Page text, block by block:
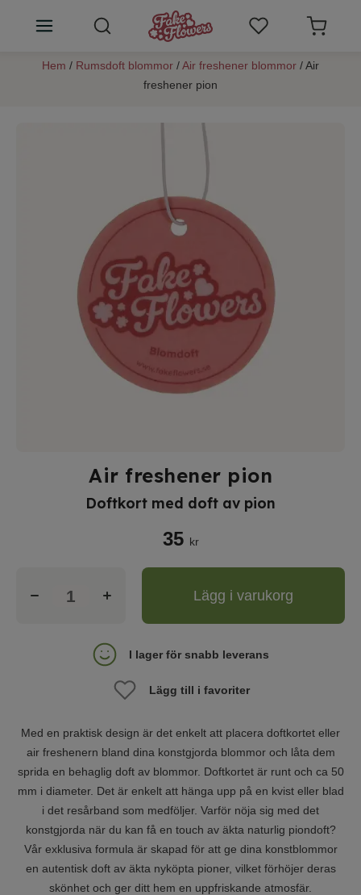
Konstgjorda blommor
Konstblommor tips
Kundtjänst
Logga in
Hem / Rumsdoft blommor /Air freshener blommor / Air
freshener pion
Air freshener pion
Doftkort med doft av pion
35 kr
Lägg i varukorg
I lager för snabb leverans
Lägg till i favoriter
Med en praktisk design är det enkelt att placera doftkortet eller
air freshenern bland dina konstgjorda blommor och låta dem
sprida en behaglig doft av blommor. Doftkortet är runt och ca 50
mm i diameter. Det är enkelt att hänga upp på en kvist eller blad
i det resårband som medföljer. Varför nöja sig med det
konstgjorda när du kan få en touch av äkta naturlig piondoft?
Vår exklusiva formula är skapad för att ge dina konstblommor
en autentisk doft av äkta nyköpta pioner, vilket förhöjer deras
skönhet och ger ditt hem en uppfriskande atmosfär.